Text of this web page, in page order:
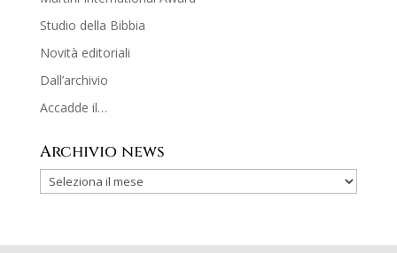
Studio della Bibbia
Novità editoriali
Dall’archivio
Accadde il…
Archivio news